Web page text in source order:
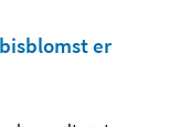
er